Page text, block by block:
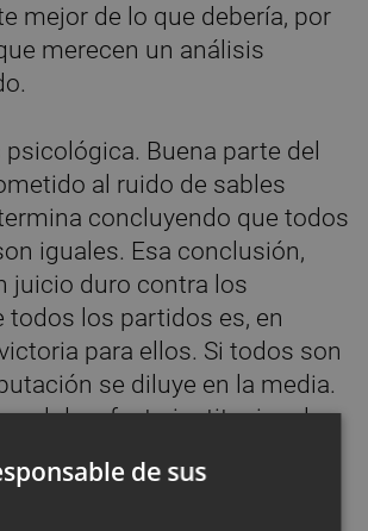
mejor de lo que debería, por
merecen un análisis
psicológica. Buena parte del
al ruido de sables
concluyendo que todos
iguales. Esa conclusión,
juicio duro contra los
todos los partidos es, en
para ellos. Si todos son
se diluye en la media.
y el desafecto institucional
esquema, una función
imputado.de sus